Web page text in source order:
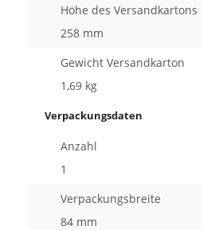
Höhe des Versandkartons
258 mm
Gewicht Versandkarton
1,69 kg
Verpackungsdaten
Anzahl
1
Verpackungsbreite
84 mm